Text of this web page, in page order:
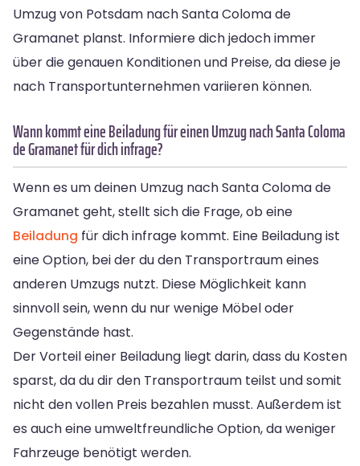
Umzug von Potsdam nach Santa Coloma de
Gramanet planst. Informiere dich jedoch immer
über die genauen Konditionen und Preise, da diese je
nach Transportunternehmen variieren können.
Wann kommt eine Beiladung für einen Umzug nach Santa Coloma
de Gramanet für dich infrage?
Wenn es um deinen Umzug nach Santa Coloma de
Gramanet geht, stellt sich die Frage, ob eine
Beiladung für dich infrage kommt. Eine Beiladung ist
eine Option, bei der du den Transportraum eines
anderen Umzugs nutzt. Diese Möglichkeit kann
sinnvoll sein, wenn du nur wenige Möbel oder
Gegenstände hast.
Der Vorteil einer Beiladung liegt darin, dass du Kosten
sparst, da du dir den Transportraum teilst und somit
nicht den vollen Preis bezahlen musst. Außerdem ist
es auch eine umweltfreundliche Option, da weniger
Fahrzeuge benötigt werden.